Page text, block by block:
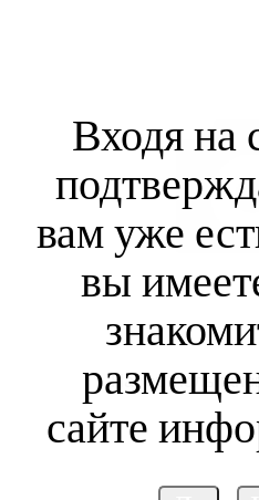
Набор
Входя на
вам уже
вы
сайте